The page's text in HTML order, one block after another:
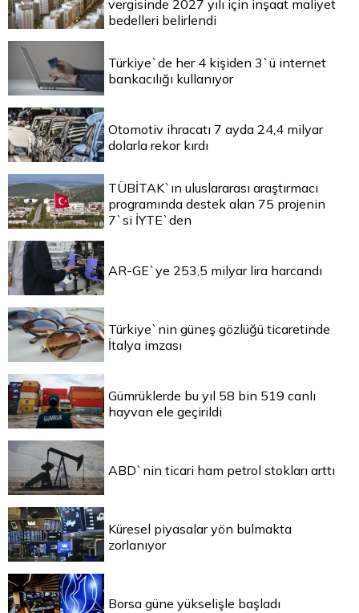
vergisinde 2027 yılı için inşaat maliyet
bedelleri belirlendi
Türkiye`de her 4 kişiden 3`ü internet
bankacılığı kullanıyor
Otomotiv ihracatı 7 ayda 24,4 milyar
dolarla rekor kırdı
TÜBİTAK`ın uluslararası araştırmacı
programında destek alan 75 projenin
7`si İYTE`den
AR-GE`ye 253,5 milyar lira harcandı
Türkiye`nin güneş gözlüğü ticaretinde
İtalya imzası
Gümrüklerde bu yıl 58 bin 519 canlı
hayvan ele geçirildi
ABD`nin ticari ham petrol stokları arttı
Küresel piyasalar yön bulmakta
zorlanıyor
Borsa güne yükselişle başladı